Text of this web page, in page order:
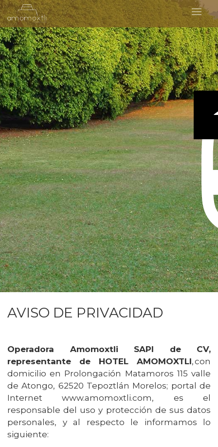
AVISO DE PRIVACIDAD
Operadora Amomoxtli SAPI de CV,
representante de HOTEL AMOMOXTLI, con
domicilio en Prolongación Matamoros 115 valle
de Atongo, 62520 Tepoztlán Morelos; portal de
Internet www.amomoxtli.com, es el
responsable del uso y protección de sus datos
personales, y al respecto le informamos lo
siguiente: